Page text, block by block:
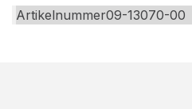
Artikelnummer09-13070-00